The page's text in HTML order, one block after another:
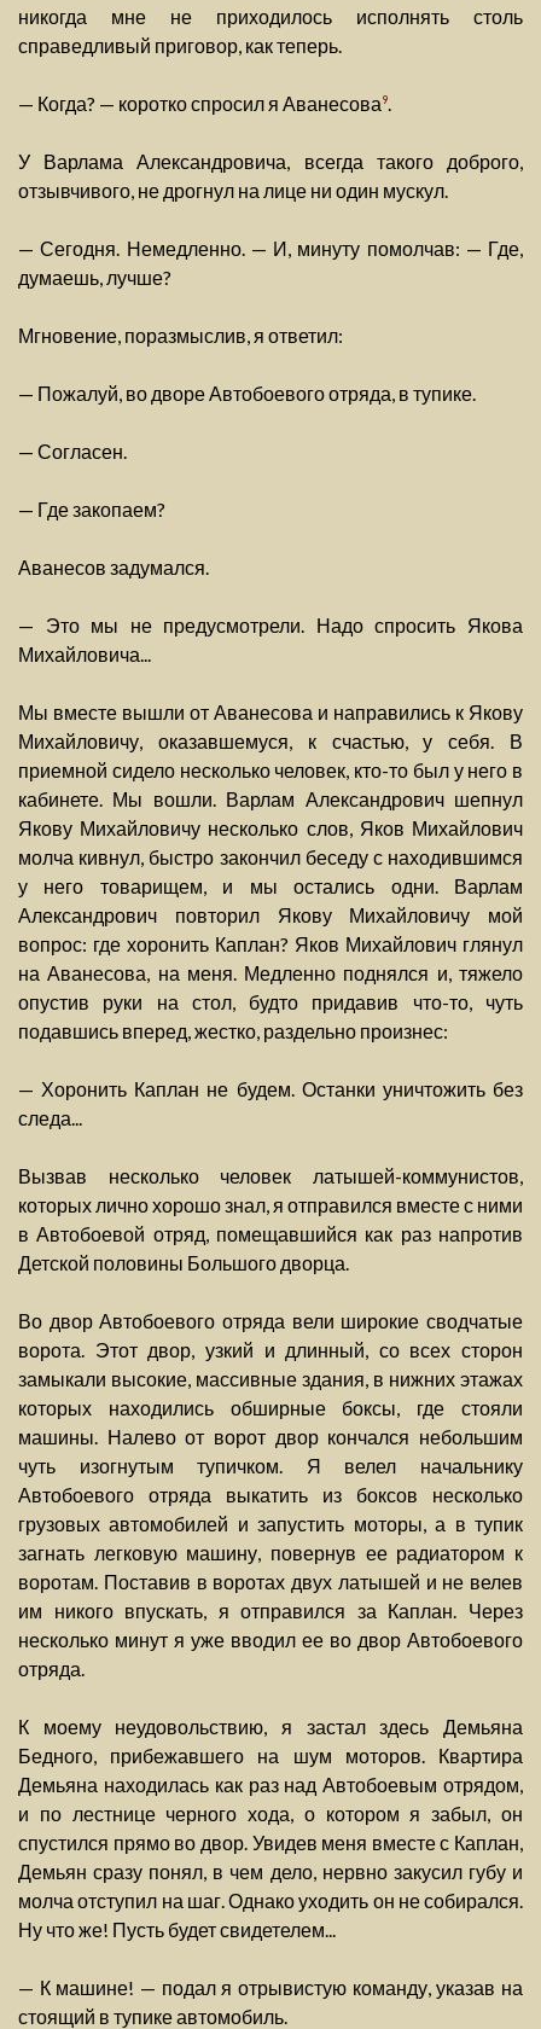
никогда мне не приходилось исполнять столь
справедливый приговор, как теперь.
— Когда? — коротко спросил я Аванесова9
У Варлама Александровича, всегда такого доброго,
отзывчивого, не дрогнул на лице ни один мускул.
— Сегодня. Немедленно. — И, минуту помолчав: — Где,
думаешь, лучше?
Мгновение, поразмыслив, я ответил:
— Пожалуй, во дворе Автобоевого отряда, в тупике.
— Согласен.
— Где закопаем?
Аванесов задумался.
— Это мы не предусмотрели. Надо спросить Якова
Михайловича...
Мы вместе вышли от Аванесова и направились к Якову
Михайловичу, оказавшемуся, к счастью, у себя. В
приемной сидело несколько человек, кто-то был у него в
кабинете. Мы вошли. Варлам Александрович шепнул
Якову Михайловичу несколько слов, Яков Михайлович
молча кивнул, быстро закончил беседу с находившимся
у него товарищем, и мы остались одни. Варлам
Александрович повторил Якову Михайловичу мой
вопрос: где хоронить Каплан? Яков Михайлович глянул
на Аванесова, на меня. Медленно поднялся и, тяжело
опустив руки на стол, будто придавив что-то, чуть
подавшись вперед, жестко, раздельно произнес:
— Хоронить Каплан не будем. Останки уничтожить без
следа...
Вызвав несколько человек латышей-коммунистов,
которых лично хорошо знал, я отправился вместе с ними
в Автобоевой отряд, помещавшийся как раз напротив
Детской половины Большого дворца.
Во двор Автобоевого отряда вели широкие сводчатые
ворота. Этот двор, узкий и длинный, со всех сторон
замыкали высокие, массивные здания, в нижних этажах
которых находились обширные боксы, где стояли
машины. Налево от ворот двор кончался небольшим
чуть изогнутым тупичком. Я велел начальнику
Автобоевого отряда выкатить из боксов несколько
грузовых автомобилей и запустить моторы, а в тупик
загнать легковую машину, повернув ее радиатором к
воротам. Поставив в воротах двух латышей и не велев
им никого впускать, я отправился за Каплан. Через
несколько минут я уже вводил ее во двор Автобоевого
отряда.
К моему неудовольствию, я застал здесь Демьяна
Бедного, прибежавшего на шум моторов. Квартира
Демьяна находилась как раз над Автобоевым отрядом,
и по лестнице черного хода, о котором я забыл, он
спустился прямо во двор. Увидев меня вместе с Каплан,
Демьян сразу понял, в чем дело, нервно закусил губу и
молча отступил на шаг. Однако уходить он не собирался.
Ну что же! Пусть будет свидетелем...
— К машине! — подал я отрывистую команду, указав на
стоящий в тупике автомобиль.